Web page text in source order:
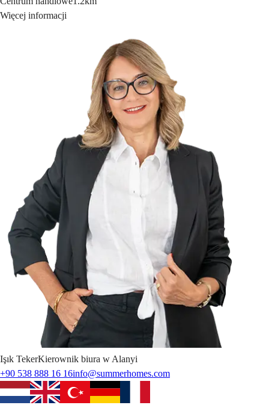
Więcej informacji
Işık TekerKierownik biura w Alanyi
+90 538 888 16 16info@summerhomes.com